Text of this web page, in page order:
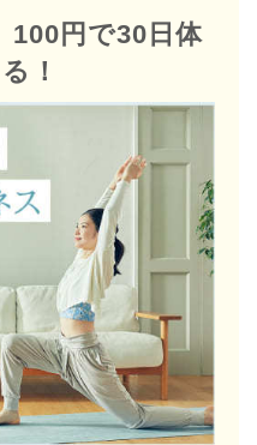
100円で30日体
！